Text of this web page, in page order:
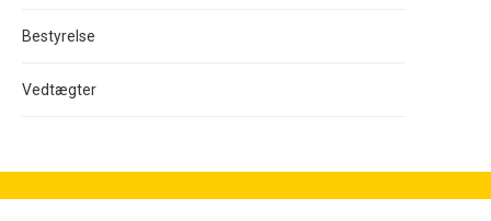
Bestyrelse
Vedtægter